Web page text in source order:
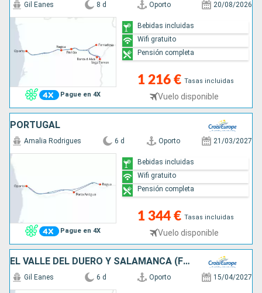
Pague en 4X
Gil Eanes 8 d Oporto 20/08/2026
1 216 € Tasas incluidas
Vuelo disponible
Bebidas incluidas
Wifi gratuito
Pensión completa
PORTUGAL
Pague en 4X
Amalia Rodrigues 6 d Oporto 21/03/2027
1 344 € Tasas incluidas
Vuelo disponible
Bebidas incluidas
Wifi gratuito
Pensión completa
EL VALLE DEL DUERO Y SALAMANCA (FORMULA PUERTO/PUERTO)
Gil Eanes 6 d Oporto 15/04/2027